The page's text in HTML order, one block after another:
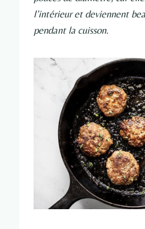
l’intérieur et deviennent
pendant la cuisson.